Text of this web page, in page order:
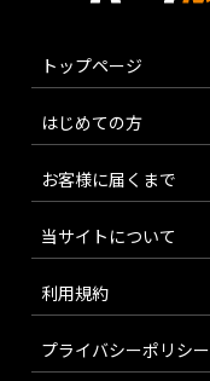
トップページ
はじめての方
お客様に届くまで
当サイトについて
利用規約
プライバシーポリシー